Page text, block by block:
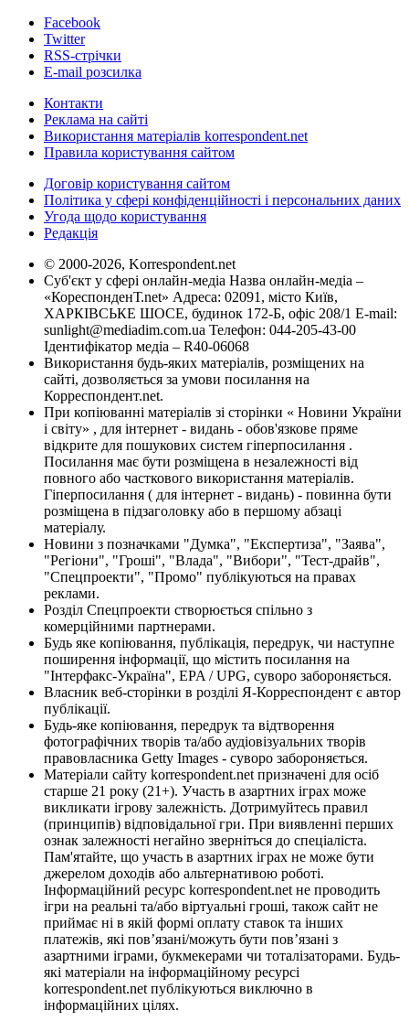
Facebook
Twitter
RSS-стрічки
E-mail розсилка
Контакти
Реклама на сайті
Використання матеріалів korrespondent.net
Правила користування сайтом
Договір користування сайтом
Політика у сфері конфіденційності і персональних даних
Угода щодо користування
Редакція
© 2000-2026, Korrespondent.net
Суб'єкт у сфері онлайн-медіа Назва онлайн-медіа –
«КореспонденТ.net» Адреса: 02091, місто Київ,
ХАРКІВСЬКЕ ШОСЕ, будинок 172-Б, офіс 208/1 E-mail:
sunlight@mediadim.com.ua Телефон: 044-205-43-00
Ідентифікатор медіа – R40-06068
Використання будь-яких матеріалів, розміщених на
сайті, дозволяється за умови посилання на
Корреспондент.net.
При копіюванні матеріалів зі сторінки « Новини України
і світу» , для інтернет - видань - обов'язкове пряме
відкрите для пошукових систем гіперпосилання .
Посилання має бути розміщена в незалежності від
повного або часткового використання матеріалів.
Гіперпосилання ( для інтернет - видань) - повинна бути
розміщена в підзаголовку або в першому абзаці
матеріалу.
Новини з позначками "Думка", "Експертиза", "Заява",
"Регіони", "Гроші", "Влада", "Вибори", "Тест-драйв",
"Спецпроекти", "Промо" публікуються на правах
реклами.
Розділ Спецпроекти створюється спільно з
комерційними партнерами.
Будь яке копіювання, публікація, передрук, чи наступне
поширення інформації, що містить посилання на
"Інтерфакс-Україна", EPA / UPG, суворо забороняється.
Власник веб-сторінки в розділі Я-Корреспондент є автор
публікації.
Будь-яке копіювання, передрук та відтворення
фотографічних творів та/або аудіовізуальних творів
правовласника Getty Images - суворо забороняється.
Матеріали сайту korrespondent.net призначені для осіб
старше 21 року (21+). Участь в азартних іграх може
викликати ігрову залежність. Дотримуйтесь правил
(принципів) відповідальної гри. При виявленні перших
ознак залежності негайно зверніться до спеціаліста.
Пам'ятайте, що участь в азартних іграх не може бути
джерелом доходів або альтернативою роботі.
Інформаційний ресурс korrespondent.net не проводить
ігри на реальні та/або віртуальні гроші, також сайт не
приймає ні в якій формі оплату ставок та інших
платежів, які пов’язані/можуть бути пов’язані з
азартними іграми, букмекерами чи тоталізаторами. Будь-
які матеріали на інформаційному ресурсі
korrespondent.net публікуються виключно в
інформаційних цілях.